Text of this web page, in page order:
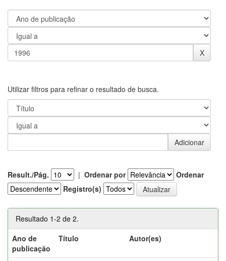
Utilizar filtros para refinar o resultado de busca.
Result./Pág. | Ordenar por
Ordenar
Registro(s)
Resultado 1-2 de 2.
Ano de
publicação
Título Autor(es)